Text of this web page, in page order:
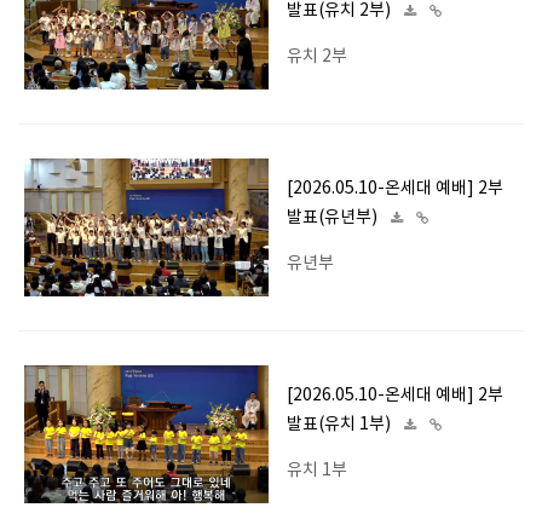
발표(유치 2부)
유치 2부
[2026.05.10-온세대 예배] 2부
발표(유년부)
유년부
[2026.05.10-온세대 예배] 2부
발표(유치 1부)
유치 1부